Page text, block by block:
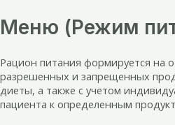
Меню (Режим
Рацион питания формируется на
разрешенных и запрещенных
диеты, а также с учетом
пациента к определенным